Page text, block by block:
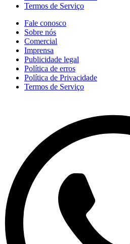
Termos de Serviço
Fale conosco
Sobre nós
Comercial
Imprensa
Publicidade legal
Política de erros
Política de Privacidade
Termos de Serviço